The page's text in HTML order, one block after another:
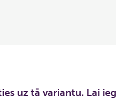
uz tā variantu. Lai